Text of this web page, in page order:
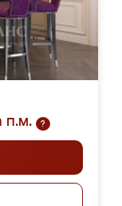
п.м.
?